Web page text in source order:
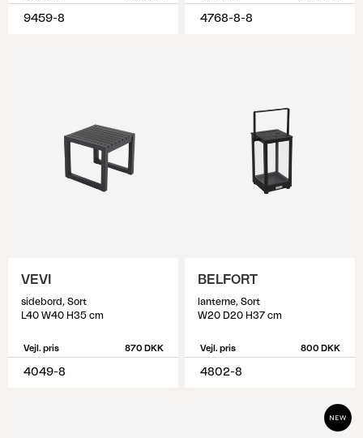
9459-8 4768-8-8
VEVI
sidebord, Sort
L40 W40 H35 cm
Vejl. pris 870 DKK
4049-8
BELFORT
lanterne, Sort
W20 D20 H37 cm
Vejl. pris 800 DKK
4802-8